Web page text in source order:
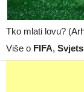
Tko mlati lovu?
Više o FIFA,